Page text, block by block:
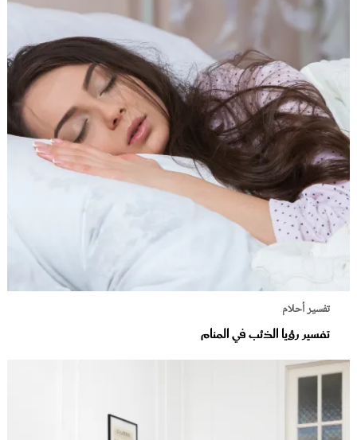
تفسير أحلام
تفسير رؤيا الذئب في المنام